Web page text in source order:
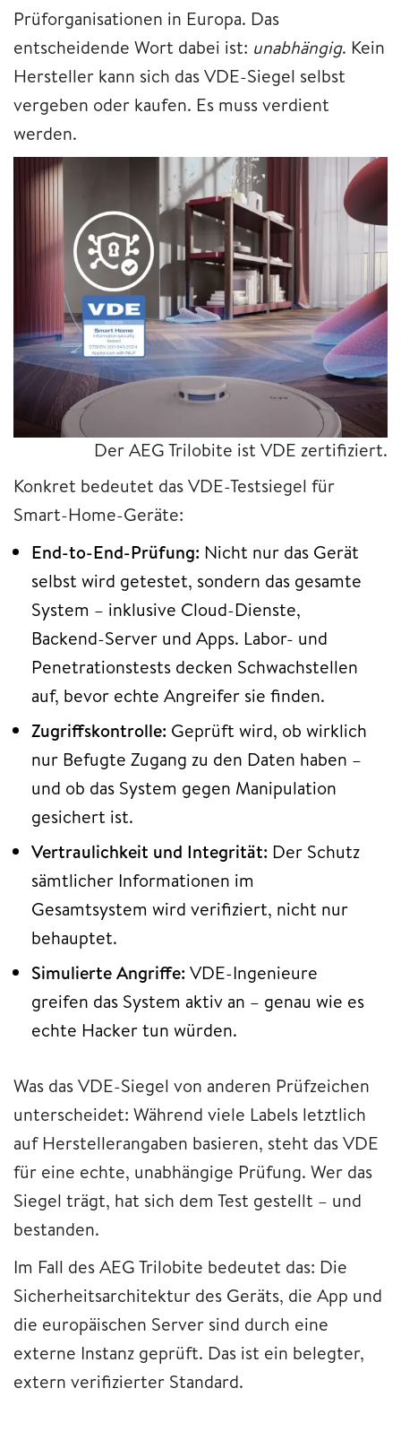
Prüforganisationen in Europa. Das
entscheidende Wort dabei ist: unabhängig. Kein
Hersteller kann sich das VDE-Siegel selbst
vergeben oder kaufen. Es muss verdient
werden.
Der AEG Trilobite ist VDE zertifiziert.
Konkret bedeutet das VDE-Testsiegel für
Smart-Home-Geräte:
End-to-End-Prüfung: Nicht nur das Gerät
selbst wird getestet, sondern das gesamte
System – inklusive Cloud-Dienste,
Backend-Server und Apps. Labor- und
Penetrationstests decken Schwachstellen
auf, bevor echte Angreifer sie finden.
Zugriffskontrolle: Geprüft wird, ob wirklich
nur Befugte Zugang zu den Daten haben –
und ob das System gegen Manipulation
gesichert ist.
Vertraulichkeit und Integrität: Der Schutz
sämtlicher Informationen im
Gesamtsystem wird verifiziert, nicht nur
behauptet.
Simulierte Angriffe: VDE-Ingenieure
greifen das System aktiv an – genau wie es
echte Hacker tun würden.
Was das VDE-Siegel von anderen Prüfzeichen
unterscheidet: Während viele Labels letztlich
auf Herstellerangaben basieren, steht das VDE
für eine echte, unabhängige Prüfung. Wer das
Siegel trägt, hat sich dem Test gestellt – und
bestanden.
Im Fall des AEG Trilobite bedeutet das: Die
Sicherheitsarchitektur des Geräts, die App und
die europäischen Server sind durch eine
externe Instanz geprüft. Das ist ein belegter,
extern verifizierter Standard.